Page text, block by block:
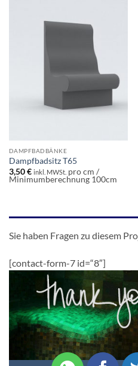
DAMPFBADBÄNKE
Dampfbadsitz T65
3,50€ inkl. MWSt.pro cm /
Minimumberechnung 100cm
Sie haben Fragen zu diesem
[contact-form-7 id=“8″]